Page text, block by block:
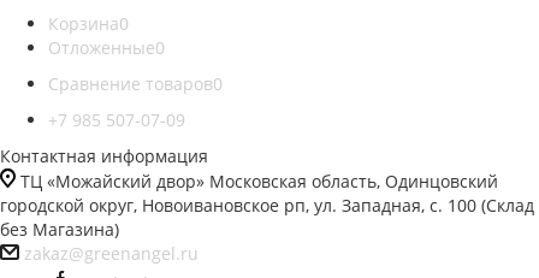
Корзина0
Отложенные0
Сравнение товаров0
+7 985 507-07-09
Контактная информация
ТЦ «Можайский двор» Московская область, Одинцовский
городской округ, Новоивановское рп, ул. Западная, с. 100 (Склад
без Магазина)
zakaz@greenangel.ru